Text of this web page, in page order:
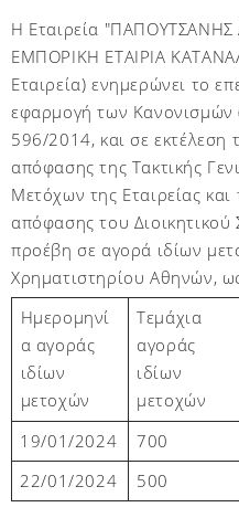
Η Εταιρεία
ΕΜΠΟΡΙΚΗ ΕΤΑΙΡΙΑ
Εταιρεία) ενημερώνει το
εφαρμογή των Κανονισμών
596/2014, και σε
απόφασης της Τακτικής
Μετόχων της Εταιρείας
απόφασης του Διοικητικού
προέβη σε αγορά ιδίων
Χρηματιστηρίου Αθηνών,
Ημερομηνί
α αγοράς
ιδίων
μετοχών
Τεμάχια
αγοράς
ιδίων
μετοχών
1 9/01/2024 700
22/01/2024
500